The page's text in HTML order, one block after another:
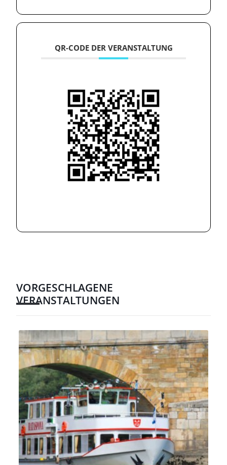
QR-CODE DER VERANSTALTUNG
VORGESCHLAGENE
VERANSTALTUNGEN